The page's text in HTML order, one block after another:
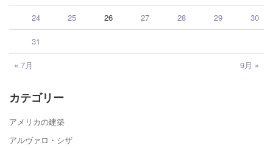
« 7月 9月 »
24 25 26 27 28 29 30
31
カテゴリー
アメリカの建築
アルヴァロ・シザ